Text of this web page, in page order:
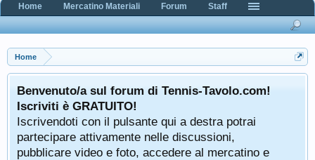
Home
Benvenuto/a sul forum di Tennis-Tavolo.com!
Iscriviti è GRATUITO!
Iscrivendoti con il pulsante qui a destra potrai
partecipare attivamente nelle discussioni,
pubblicare video e foto, accedere al mercatino e
Home Mercatino Materiali Forum Staff